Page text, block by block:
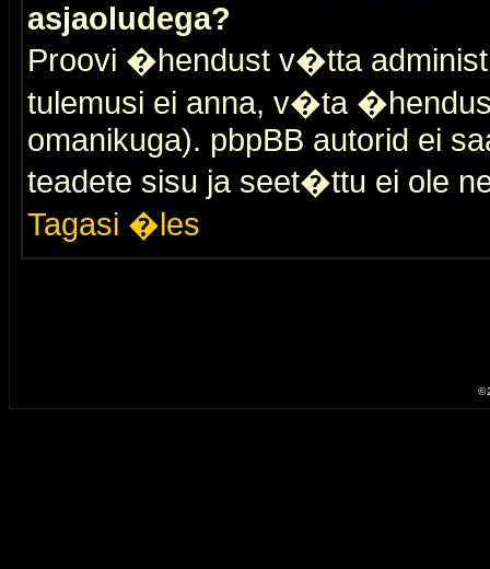
asjaoludega?
Proovi �hendust v�tta
tulemusi ei anna, v�ta
omanikuga). pbpBB autorid ei
teadete sisu ja seet�ttu ei ole
Tagasi �les
©